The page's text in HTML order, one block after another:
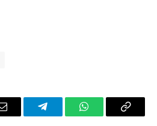
Email TelegramWhatsAppCopy